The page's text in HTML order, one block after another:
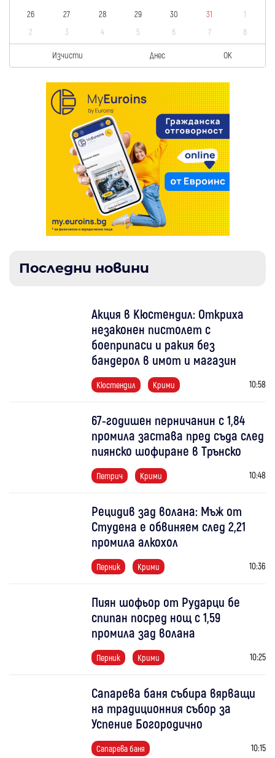
26
27 28 29 30 31
1
2
3 4 5 6 7 8
Изчисти Днес OK
Последни новини
Акция в Кюстендил: Откриха
незаконен пистолет с
боеприпаси и ракия без
бандерол в имот и магазин
Кюстендил Крими 10:58
67-годишен перничанин с 1,84
промила застава пред съда след
пиянско шофиране в Трънско
Петрич Крими 10:48
Рецидив зад волана: Мъж от
Студена е обвиняем след 2,21
промила алкохол
Перник Крими 10:36
Пиян шофьор от Рударци бе
спипан посред нощ с 1,59
промила зад волана
Перник Крими 10:25
Сапарева баня събира вярващи
на традиционния събор за
Успение Богородично
Сапарева баня 10:15